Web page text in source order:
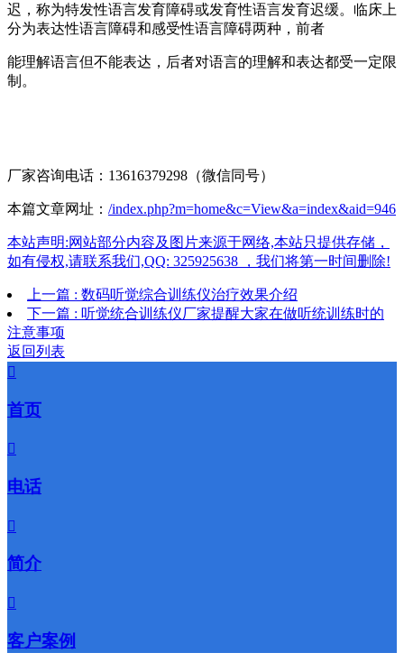
迟，称为特发性语言发育障碍或发育性语言发育迟缓。临床上
分为表达性语言障碍和感受性语言障碍两种，前者
能理解语言但不能表达，后者对语言的理解和表达都受一定限
制。
厂家咨询电话：13616379298（微信同号）
本篇文章网址： /index.php?m=home&c=View&a=index&aid=946
本站声明:网站部分内容及图片来源于网络,本站只提供存储，
如有侵权,请联系我们,QQ: 325925638 ，我们将第一时间删除!
上一篇 : 数码听觉综合训练仪治疗效果介绍
下一篇 : 听觉统合训练仪厂家提醒大家在做听统训练时的
注意事项
返回列表

首页

电话

简介

客户案例